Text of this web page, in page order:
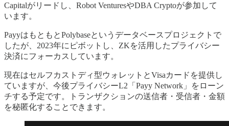
Capitalがリードし、Robot VenturesやDBA Cryptoが参加して
います。
PayyはもともとPolybaseというデータベースプロジェクトで
したが、2023年にピボットし、ZKを活用したプライバシー
決済にフォーカスしています。
現在はセルフカストディ型ウォレットとVisaカードを提供し
ていますが、今後プライバシーL2「Payy Network」をローン
チする予定です。トランザクションの送信者・受信者・金額
を秘匿化することできます。